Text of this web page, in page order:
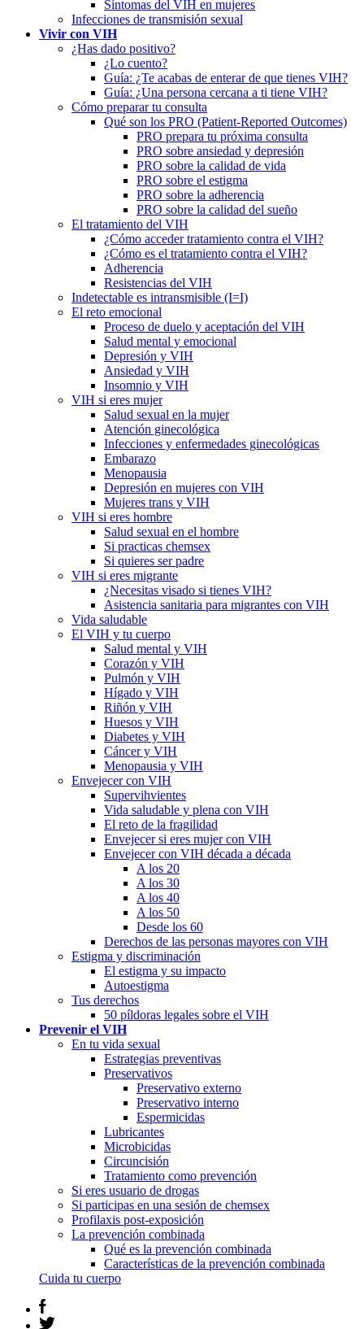
Síntomas del VIH en mujeres
Infecciones de transmisión sexual
Vivir con VIH
¿Has dado positivo?
¿Lo cuento?
Guía: ¿Te acabas de enterar de que tienes VIH?
Guía: ¿Una persona cercana a ti tiene VIH?
Cómo preparar tu consulta
Qué son los PRO (Patient-Reported Outcomes)
PRO prepara tu próxima consulta
PRO sobre ansiedad y depresión
PRO sobre la calidad de vida
PRO sobre el estigma
PRO sobre la adherencia
PRO sobre la calidad del sueño
El tratamiento del VIH
¿Cómo acceder tratamiento contra el VIH?
¿Cómo es el tratamiento contra el VIH?
Adherencia
Resistencias del VIH
Indetectable es intransmisible (I=I)
El reto emocional
Proceso de duelo y aceptación del VIH
Salud mental y emocional
Depresión y VIH
Ansiedad y VIH
Insomnio y VIH
VIH si eres mujer
Salud sexual en la mujer
Atención ginecológica
Infecciones y enfermedades ginecológicas
Embarazo
Menopausia
Depresión en mujeres con VIH
Mujeres trans y VIH
VIH si eres hombre
Salud sexual en el hombre
Si practicas chemsex
Si quieres ser padre
VIH si eres migrante
¿Necesitas visado si tienes VIH?
Asistencia sanitaria para migrantes con VIH
Vida saludable
El VIH y tu cuerpo
Salud mental y VIH
Corazón y VIH
Pulmón y VIH
Hígado y VIH
Riñón y VIH
Huesos y VIH
Diabetes y VIH
Cáncer y VIH
Menopausia y VIH
Envejecer con VIH
Supervihvientes
Vida saludable y plena con VIH
El reto de la fragilidad
Envejecer si eres mujer con VIH
Envejecer con VIH década a década
A los 20
A los 30
A los 40
A los 50
Desde los 60
Derechos de las personas mayores con VIH
Estigma y discriminación
El estigma y su impacto
Autoestigma
Tus derechos
50 píldoras legales sobre el VIH
Prevenir el VIH
En tu vida sexual
Estrategias preventivas
Preservativos
Preservativo externo
Preservativo interno
Espermicidas
Lubricantes
Microbicidas
Circuncisión
Tratamiento como prevención
Si eres usuario de drogas
Si participas en una sesión de chemsex
Profilaxis post-exposición
La prevención combinada
Qué es la prevención combinada
Características de la prevención combinada
Cuida tu cuerpo